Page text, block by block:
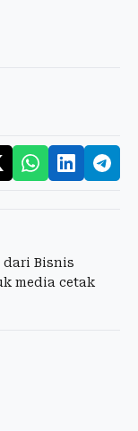
Bisnis
media cetak